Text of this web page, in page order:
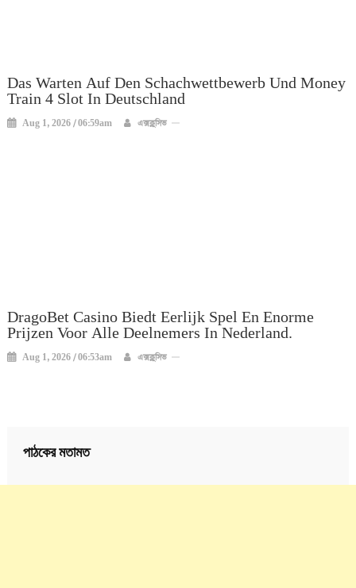
Das Warten Auf Den Schachwettbewerb Und Money
Train 4 Slot In Deutschland
Aug 1, 2026 / 06:59am এক্সক্লুসিভ
DragoBet Casino Biedt Eerlijk Spel En Enorme
Prijzen Voor Alle Deelnemers In Nederland.
Aug 1, 2026 / 06:53am এক্সক্লুসিভ
পাঠকের মতামত